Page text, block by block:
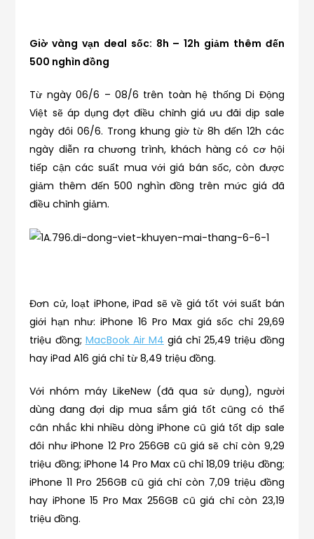
Giờ vàng vạn deal sốc: 8h – 12h giảm thêm đến
500 nghìn đồng
Từ ngày 06/6 – 08/6 trên toàn hệ thống Di Động
Việt sẽ áp dụng đợt điều chỉnh giá ưu đãi dịp sale
ngày đôi 06/6. Trong khung giờ từ 8h đến 12h các
ngày diễn ra chương trình, khách hàng có cơ hội
tiếp cận các suất mua với giá bán sốc, còn được
giảm thêm đến 500 nghìn đồng trên mức giá đã
điều chỉnh giảm.
Đơn cử, loạt iPhone, iPad sẽ về giá tốt với suất bán
giới hạn như: iPhone 16 Pro Max giá sốc chỉ 29,69
triệu đồng; MacBook Air M4 giá chỉ 25,49 triệu đồng
hay iPad A16 giá chỉ từ 8,49 triệu đồng.
Với nhóm máy LikeNew (đã qua sử dụng), người
dùng đang đợi dịp mua sắm giá tốt cũng có thể
cân nhắc khi nhiều dòng iPhone cũ giá tốt dịp sale
đôi như iPhone 12 Pro 256GB cũ giá sẽ chỉ còn 9,29
triệu đồng; iPhone 14 Pro Max cũ chỉ 18,09 triệu đồng;
iPhone 11 Pro 256GB cũ giá chỉ còn 7,09 triệu đồng
hay iPhone 15 Pro Max 256GB cũ giá chỉ còn 23,19
triệu đồng.